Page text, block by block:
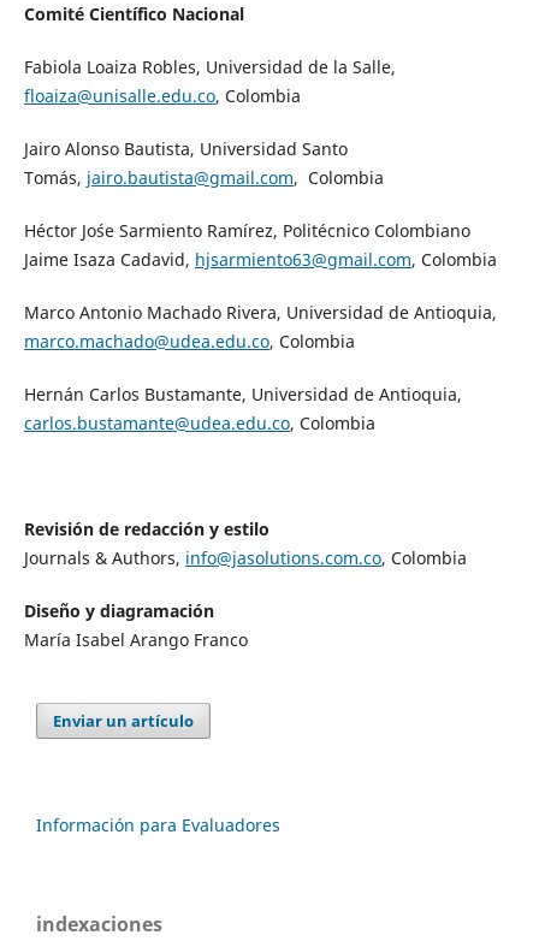
Comité Científico Nacional
Fabiola Loaiza Robles, Universidad de la Salle,
floaiza@unisalle.edu.co, Colombia
Jairo Alonso Bautista, Universidad Santo
Tomás, jairo.bautista@gmail.com, Colombia
Héctor Jo´se Sarmiento Ramírez, Politécnico Colombiano
Jaime Isaza Cadavid, hjsarmiento63@gmail.com, Colombia
Marco Antonio Machado Rivera, Universidad de Antioquia,
marco.machado@udea.edu.co, Colombia
Hernán Carlos Bustamante, Universidad de Antioquia,
carlos.bustamante@udea.edu.co, Colombia
Revisión de redacción y estilo
Journals & Authors, info@jasolutions.com.co, Colombia
Diseño y diagramación
María Isabel Arango Franco
Enviar un artículo
Información para Evaluadores
indexaciones